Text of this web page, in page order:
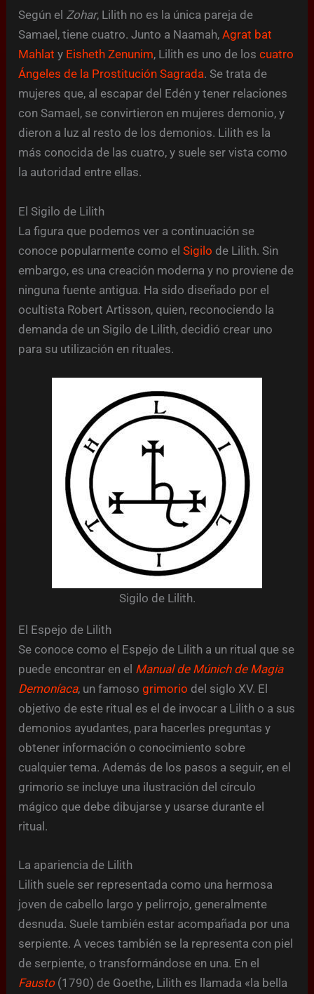
Según el Zohar, Lilith no es la única pareja de
Samael, tiene cuatro. Junto a Naamah,Agrat bat
Mahlat y Eisheth Zenunim, Lilith es uno de loscuatro
Ángeles de la Prostitución Sagrada. Se trata de
mujeres que, al escapar del Edén y tener relaciones
con Samael, se convirtieron en mujeres demonio, y
dieron a luz al resto de los demonios. Lilith es la
más conocida de las cuatro, y suele ser vista como
la autoridad entre ellas.
El Sigilo de Lilith
La figura que podemos ver a continuación se
conoce popularmente como elSigilo de Lilith. Sin
embargo, es una creación moderna y no proviene de
ninguna fuente antigua. Ha sido diseñado por el
ocultista Robert Artisson, quien, reconociendo la
demanda de un Sigilo de Lilith, decidió crear uno
para su utilización en rituales.
Sigilo de Lilith.
El Espejo de Lilith
Se conoce como el Espejo de Lilith a un ritual que se
puede encontrar en el Manual de Múnich de Magia
Demoníaca, un famosogrimorio del siglo XV. El
objetivo de este ritual es el de invocar a Lilith o a sus
demonios ayudantes, para hacerles preguntas y
obtener información o conocimiento sobre
cualquier tema. Además de los pasos a seguir, en el
grimorio se incluye una ilustración del círculo
mágico que debe dibujarse y usarse durante el
ritual.
La apariencia de Lilith
Lilith suele ser representada como una hermosa
joven de cabello largo y pelirrojo, generalmente
desnuda. Suele también estar acompañada por una
serpiente. A veces también se la representa con piel
de serpiente, o transformándose en una. En el
Fausto(1790) de Goethe, Lilith es llamada «la bella